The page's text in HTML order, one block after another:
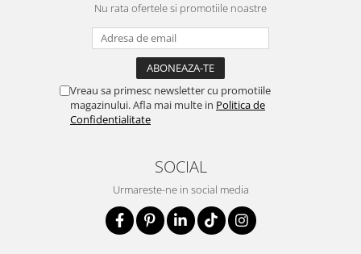
Nu rata ofertele si promotiile noastre
Vreau sa primesc newsletter cu promotiile
magazinului. Afla mai multe in Politica de
Confidentialitate
SOCIAL
Urmareste-ne in social media